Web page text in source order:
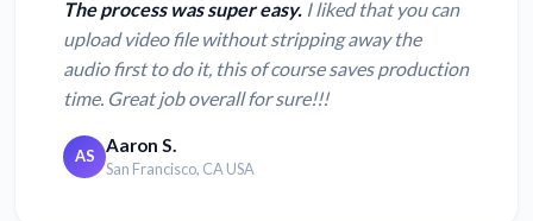
The process was super easy. I liked that you can
upload video file without stripping away the
audio first to do it, this of course saves production
time. Great job overall for sure!!!
AS Aaron S.
San Francisco, CA USA